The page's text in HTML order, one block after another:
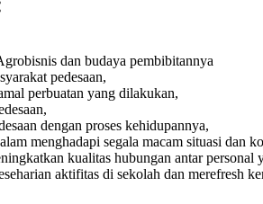
dan budaya pembibitannya
pedesaan,
perbuatan yang dilakukan,
dengan proses kehidupannya,
menghadapi segala macam situasi dan
kualitas hubungan antar personal
aktifitas di sekolah dan merefresh